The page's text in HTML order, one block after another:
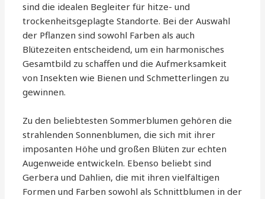
sind die idealen Begleiter für hitze- und
trockenheitsgeplagte Standorte. Bei der Auswahl
der Pflanzen sind sowohl Farben als auch
Blütezeiten entscheidend, um ein harmonisches
Gesamtbild zu schaffen und die Aufmerksamkeit
von Insekten wie Bienen und Schmetterlingen zu
gewinnen.
Zu den beliebtesten Sommerblumen gehören die
strahlenden Sonnenblumen, die sich mit ihrer
imposanten Höhe und großen Blüten zur echten
Augenweide entwickeln. Ebenso beliebt sind
Gerbera und Dahlien, die mit ihren vielfältigen
Formen und Farben sowohl als Schnittblumen in der